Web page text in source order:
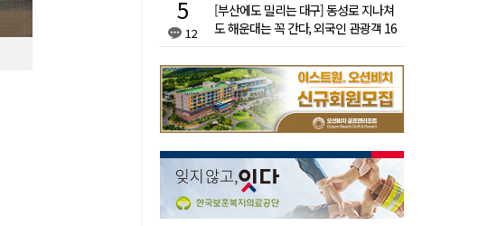
12
[부산에도 밀리는 대구] 동성로 지나쳐
도 해운대는 꼭 간다, 외국인 관광객 16